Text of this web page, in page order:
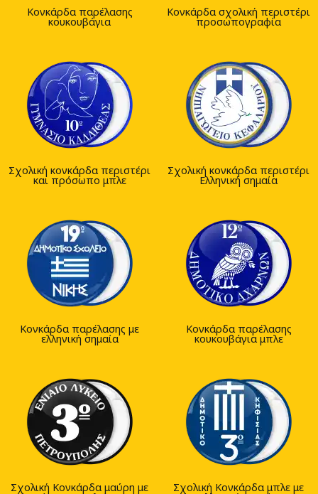
Κονκάρδα παρέλασης
κουκουβάγια
Κονκάρδα σχολική περιστέρι
προσωπογραφία
Σχολική κονκάρδα περιστέρι
και πρόσωπο μπλε
Σχολική κονκάρδα περιστέρι
Ελληνική σημαία
Κονκάρδα παρέλασης με
ελληνική σημαία
Κονκάρδα παρέλασης
κουκουβάγια μπλε
Σχολική Κονκάρδα μαύρη με Σχολική Κονκάρδα μπλε με